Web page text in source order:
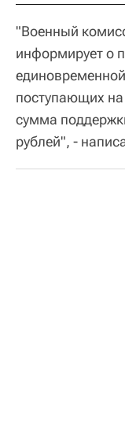
"Военный
информирует о
поступающих
сумма
рублей", -